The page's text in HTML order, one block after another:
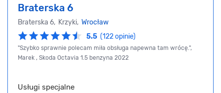
Braterska 6
Braterska 6, Krzyki, Wrocław
5.5 (122 opinie)
"Szybko sprawnie polecam miła obsługa napewna tam wrócę.",
Marek , Skoda Octavia 1.5 benzyna 2022
Usługi specjalne